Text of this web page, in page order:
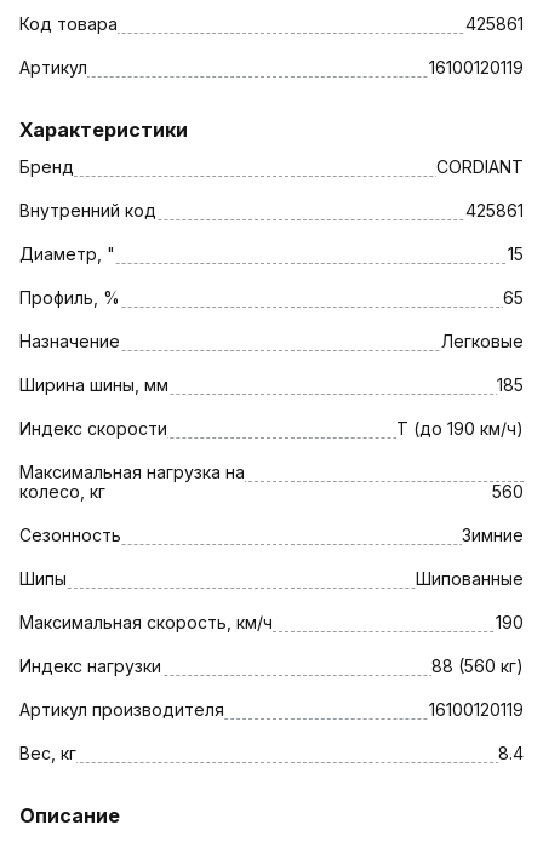
Код товара 425861
Артикул 16100120119
Характеристики
Бренд CORDIANT
Внутренний код 425861
Диаметр, " 15
Профиль, % 65
Назначение Легковые
Ширина шины, мм 185
Индекс скорости T (до 190 км/ч)
Максимальная нагрузка на
колесо, кг
560
Сезонность Зимние
Шипы Шипованные
Максимальная скорость, км/ч 190
Индекс нагрузки 88 (560 кг)
Артикул производителя 16100120119
Вес, кг 8.4
Описание